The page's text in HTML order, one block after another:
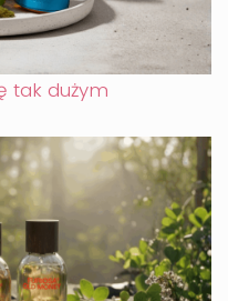
tak dużym